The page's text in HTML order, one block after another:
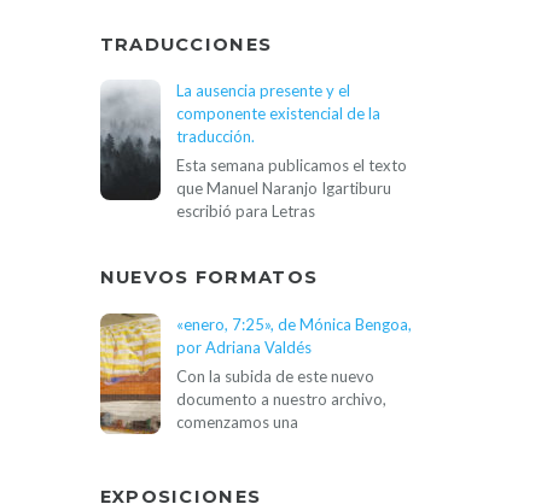
TRADUCCIONES
La ausencia presente y el
componente existencial de la
traducción.
Esta semana publicamos el texto
que Manuel Naranjo Igartiburu
escribió para Letras
NUEVOS FORMATOS
«enero, 7:25», de Mónica Bengoa,
por Adriana Valdés
Con la subida de este nuevo
documento a nuestro archivo,
comenzamos una
EXPOSICIONES